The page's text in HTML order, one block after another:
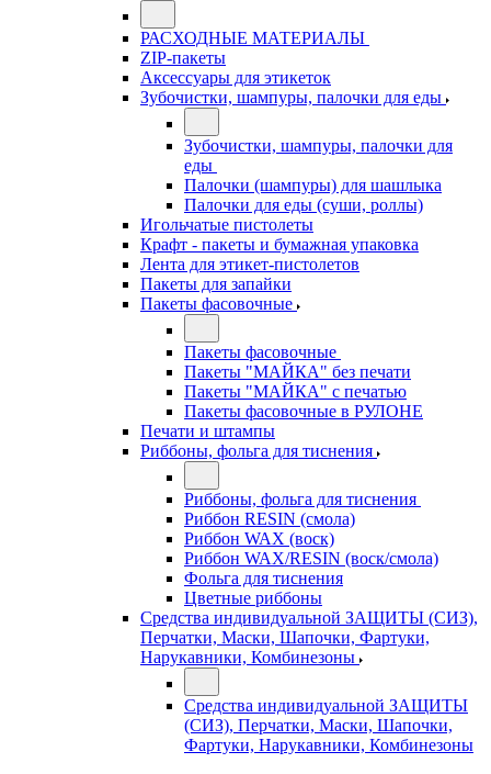
РАСХОДНЫЕ МАТЕРИАЛЫ
ZIP-пакеты
Аксессуары для этикеток
Зубочистки, шампуры, палочки для еды
Зубочистки, шампуры, палочки для
еды
Палочки (шампуры) для шашлыка
Палочки для еды (суши, роллы)
Игольчатые пистолеты
Крафт - пакеты и бумажная упаковка
Лента для этикет-пистолетов
Пакеты для запайки
Пакеты фасовочные
Пакеты фасовочные
Пакеты "МАЙКА" без печати
Пакеты "МАЙКА" с печатью
Пакеты фасовочные в РУЛОНЕ
Печати и штампы
Риббоны, фольга для тиснения
Риббоны, фольга для тиснения
Риббон RESIN (смола)
Риббон WAX (воск)
Риббон WAX/RESIN (воск/смола)
Фольга для тиснения
Цветные риббоны
Средства индивидуальной ЗАЩИТЫ (СИЗ),
Перчатки, Маски, Шапочки, Фартуки,
Нарукавники, Комбинезоны
Средства индивидуальной ЗАЩИТЫ
(СИЗ), Перчатки, Маски, Шапочки,
Фартуки, Нарукавники, Комбинезоны